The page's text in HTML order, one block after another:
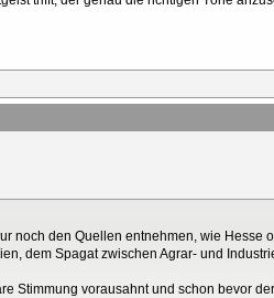
noch den Quellen entnehmen, wie
dem Spagat zwischen Agrar- und
Stimmung vorausahnt und schon bevor